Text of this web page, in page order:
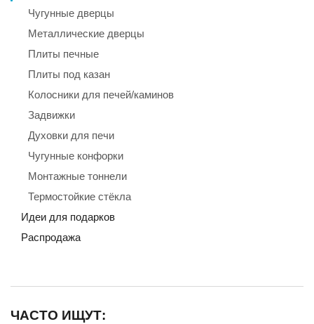
Чугунные дверцы
Металлические дверцы
Плиты печные
Плиты под казан
Колосники для печей/каминов
Задвижки
Духовки для печи
Чугунные конфорки
Монтажные тоннели
Термостойкие стёкла
Идеи для подарков
Распродажа
ЧАСТО ИЩУТ: